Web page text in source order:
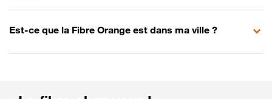
Est-ce que la Fibre Orange est dans ma ville ?